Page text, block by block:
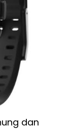
dan